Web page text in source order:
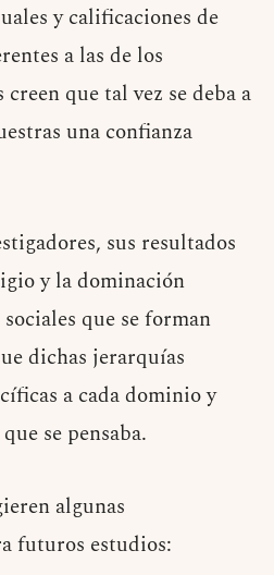
y calificaciones de
a las de los
que tal vez se deba a
una confianza
sus resultados
y la dominación
que se forman
dichas jerarquías
a cada dominio y
se pensaba.
algunas
futuros estudios: